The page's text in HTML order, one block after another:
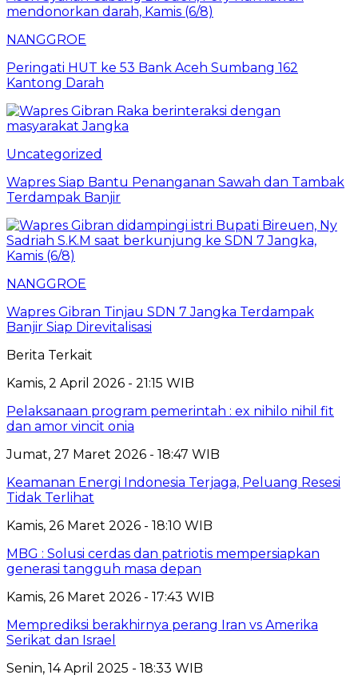
NANGGROE
Peringati HUT ke 53 Bank Aceh Sumbang 162
Kantong Darah
Uncategorized
Wapres Siap Bantu Penanganan Sawah dan Tambak
Terdampak Banjir
NANGGROE
Wapres Gibran Tinjau SDN 7 Jangka Terdampak
Banjir Siap Direvitalisasi
Berita Terkait
Kamis, 2 April 2026 - 21:15 WIB
Pelaksanaan program pemerintah : ex nihilo nihil fit
dan amor vincit onia
Jumat, 27 Maret 2026 - 18:47 WIB
Keamanan Energi Indonesia Terjaga, Peluang Resesi
Tidak Terlihat
Kamis, 26 Maret 2026 - 18:10 WIB
MBG : Solusi cerdas dan patriotis mempersiapkan
generasi tangguh masa depan
Kamis, 26 Maret 2026 - 17:43 WIB
Memprediksi berakhirnya perang Iran vs Amerika
Serikat dan Israel
Senin, 14 April 2025 - 18:33 WIB